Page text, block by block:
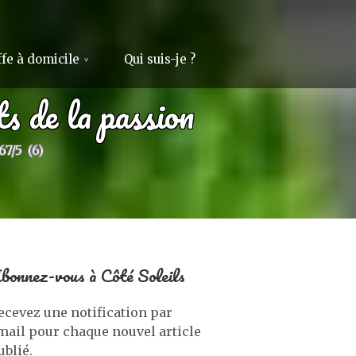
à domicile Qui suis-je ?
de la passion
5 (6)
vous à Côté Soleils
une notification par
pour chaque nouvel article